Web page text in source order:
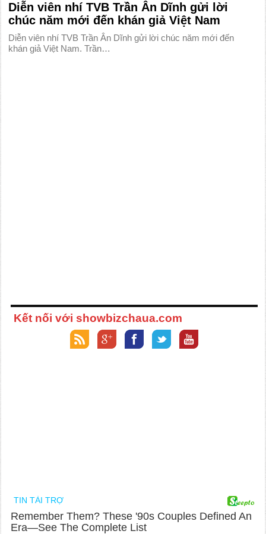
Diễn viên nhí TVB Trần Ân Dĩnh gửi lời
chúc năm mới đến khán giả Việt Nam
Diễn viên nhí TVB Trần Ân Dĩnh gửi lời chúc năm mới đến
khán giả Việt Nam. Trần…
Kết nối với showbizchaua.com